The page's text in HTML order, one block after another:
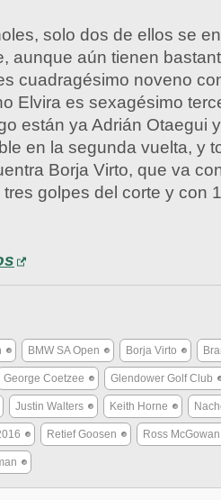
solo dos de ellos se
aunque aún tienen
cuadragésimo noveno
Elvira es sexagésimo
están ya Adrián Otaegui
en la segunda vuelta, y
Borja Virto, que va
golpes del corte y con
BMW SA Open Borja Virto
George Coetzee Glendower Golf Club
Justin Walters Keith Horne
Retief Goosen Ross McGowan